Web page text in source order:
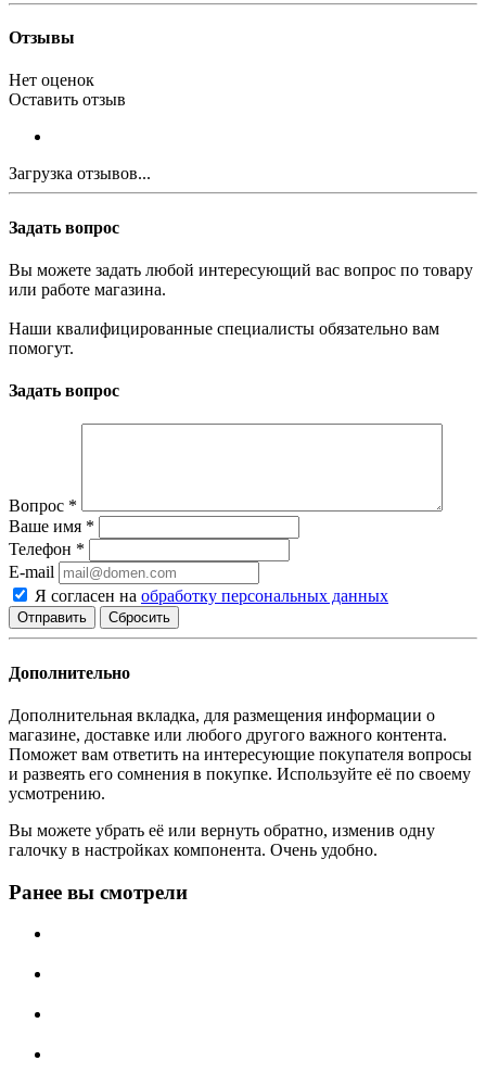
Отзывы
Нет оценок
Оставить отзыв
Загрузка отзывов...
Задать вопрос
Вы можете задать любой интересующий вас вопрос по товару
или работе магазина.
Наши квалифицированные специалисты обязательно вам
помогут.
Задать вопрос
Вопрос *
Ваше имя *
Телефон *
E-mail
Я согласен на обработку персональных данных
Сбросить
Дополнительно
Дополнительная вкладка, для размещения информации о
магазине, доставке или любого другого важного контента.
Поможет вам ответить на интересующие покупателя вопросы
и развеять его сомнения в покупке. Используйте её по своему
усмотрению.
Вы можете убрать её или вернуть обратно, изменив одну
галочку в настройках компонента. Очень удобно.
Ранее вы смотрели